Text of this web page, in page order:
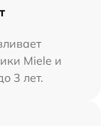
Miele и
3 лет.